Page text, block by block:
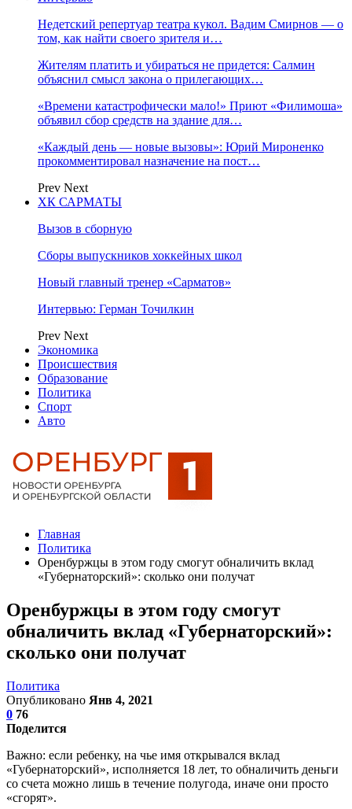
Недетский репертуар театра кукол. Вадим Смирнов — о
том, как найти своего зрителя и…
Жителям платить и убираться не придется: Салмин
объяснил смысл закона о прилегающих…
«Времени катастрофически мало!» Приют «Филимоша»
объявил сбор средств на здание для…
«Каждый день — новые вызовы»: Юрий Мироненко
прокомментировал назначение на пост…
Prev Next
ХК САРМАТЫ
Вызов в сборную
Сборы выпускников хоккейных школ
Новый главный тренер «Сарматов»
Интервью: Герман Точилкин
Prev Next
Экономика
Происшествия
Образование
Политика
Спорт
Авто
Главная
Политика
Оренбуржцы в этом году смогут обналичить вклад
«Губернаторский»: сколько они получат
Оренбуржцы в этом году смогут
обналичить вклад «Губернаторский»:
сколько они получат
Политика
Опубликовано Янв 4, 2021
0 76
Поделится
Важно: если ребенку, на чье имя открывался вклад
«Губернаторский», исполняется 18 лет, то обналичить деньги
со счета можно лишь в течение полугода, иначе они просто
«сгорят».